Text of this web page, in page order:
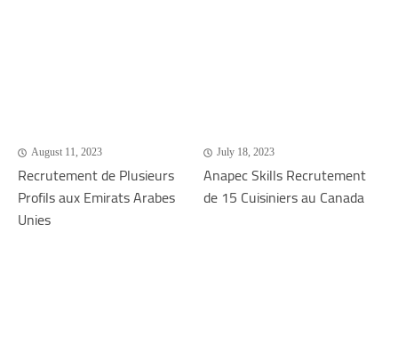
August 11, 2023
Recrutement de Plusieurs
Profils aux Emirats Arabes
Unies
July 18, 2023
Anapec Skills Recrutement
de 15 Cuisiniers au Canada